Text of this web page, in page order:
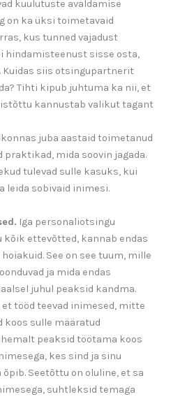
kuulutuste avaldamise
on ka üksi toimetavaid
kus tunned vajadust
hindamisteenust sisse osta,
siis otsingupartnerit
Tihti kipub juhtuma ka nii, et
kannustab valikut tagant
juba aastaid toimetanud
mida soovin jagada.
tulevad sulle kasuks, kui
leida sobivaid inimesi.
Iga personaliotsingu
kõik ettevõtted, kannab endas
See on see tuum, mille
ja mida endas
juhul peaksid kandma.
tööd teevad inimesed, mitte
koos sulle määratud
peaksid töötama koos
kes sind ja sinu
Seetõttu on oluline, et sa
suhtleksid temaga